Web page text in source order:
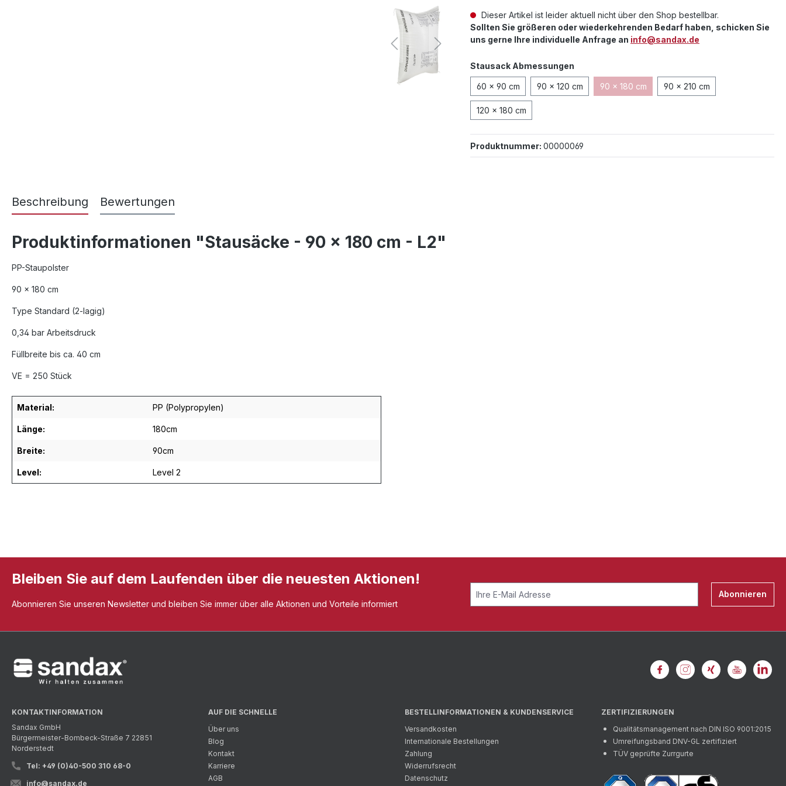
Dieser Artikel ist leider aktuell nicht über den Shop bestellbar.
Sollten Sie größeren oder wiederkehrenden Bedarf haben, schicken Sie
uns gerne Ihre individuelle Anfrage an info@sandax.de
Stausack Abmessungen
60 x 90 cm 90 x 120 cm 90 x 180 cm(Diese Option ist zurzeit nicht verfügbar.)
90 x 210 cm
120 x 180 cm
Produktnummer: 00000069
Beschreibung Bewertungen
Produktinformationen "Stausäcke - 90 x 180 cm - L2"
PP-Staupolster
90 x 180 cm
Type Standard (2-lagig)
0,34 bar Arbeitsdruck
Füllbreite bis ca. 40 cm
VE = 250 Stück
Material: PP (Polypropylen)
Länge: 180cm
Breite: 90cm
Level: Level 2
Bleiben Sie auf dem Laufenden über die neuesten Aktionen!
Abonnieren Sie unseren Newsletter und bleiben Sie immer über alle Aktionen und Vorteile informiert
Abonnieren
KONTAKTINFORMATION
Sandax GmbH
Bürgermeister-Bombeck-Straße 7 22851
Norderstedt
Tel: +49 (0)40-500 310 68-0
info@sandax.de
AUF DIE SCHNELLE
Über uns
Blog
Kontakt
Karriere
AGB
BESTELLINFORMATIONEN & KUNDENSERVICE
Versandkosten
Internationale Bestellungen
Zahlung
Widerrufsrecht
Datenschutz
ZERTIFIZIERUNGEN
Qualitätsmanagement nach DIN ISO 9001:2015
Umreifungsband DNV-GL zertifiziert
TÜV geprüfte Zurrgurte